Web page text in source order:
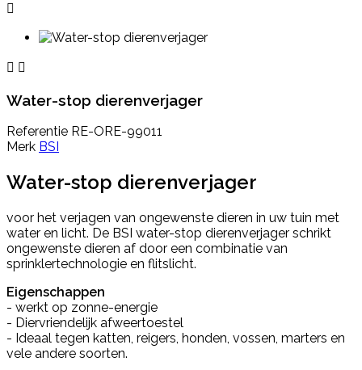

 
Water-stop dierenverjager
Referentie RE-ORE-99011
Merk BSI
Water-stop dierenverjager
voor het verjagen van ongewenste dieren in uw tuin met
water en licht. De BSI water-stop dierenverjager schrikt
ongewenste dieren af door een combinatie van
sprinklertechnologie en flitslicht.
Eigenschappen
- werkt op zonne-energie
- Diervriendelijk afweertoestel
- Ideaal tegen katten, reigers, honden, vossen, marters en
vele andere soorten.